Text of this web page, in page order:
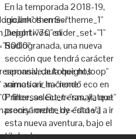
En la temporada 2018-19,
iniciamos en Ser
Deportivos, en
Radiogranada, una nueva
sección que tendrá carácter
semanal, de la que nos
vamos a ir haciendo eco en
Princesas Guerreras, ya que
precisamente de esto va a ir
esta nueva aventura, bajo el
título de
theme="theme_1"
slider_set="1"
filter_select_t="small_text"
order_by="date"]